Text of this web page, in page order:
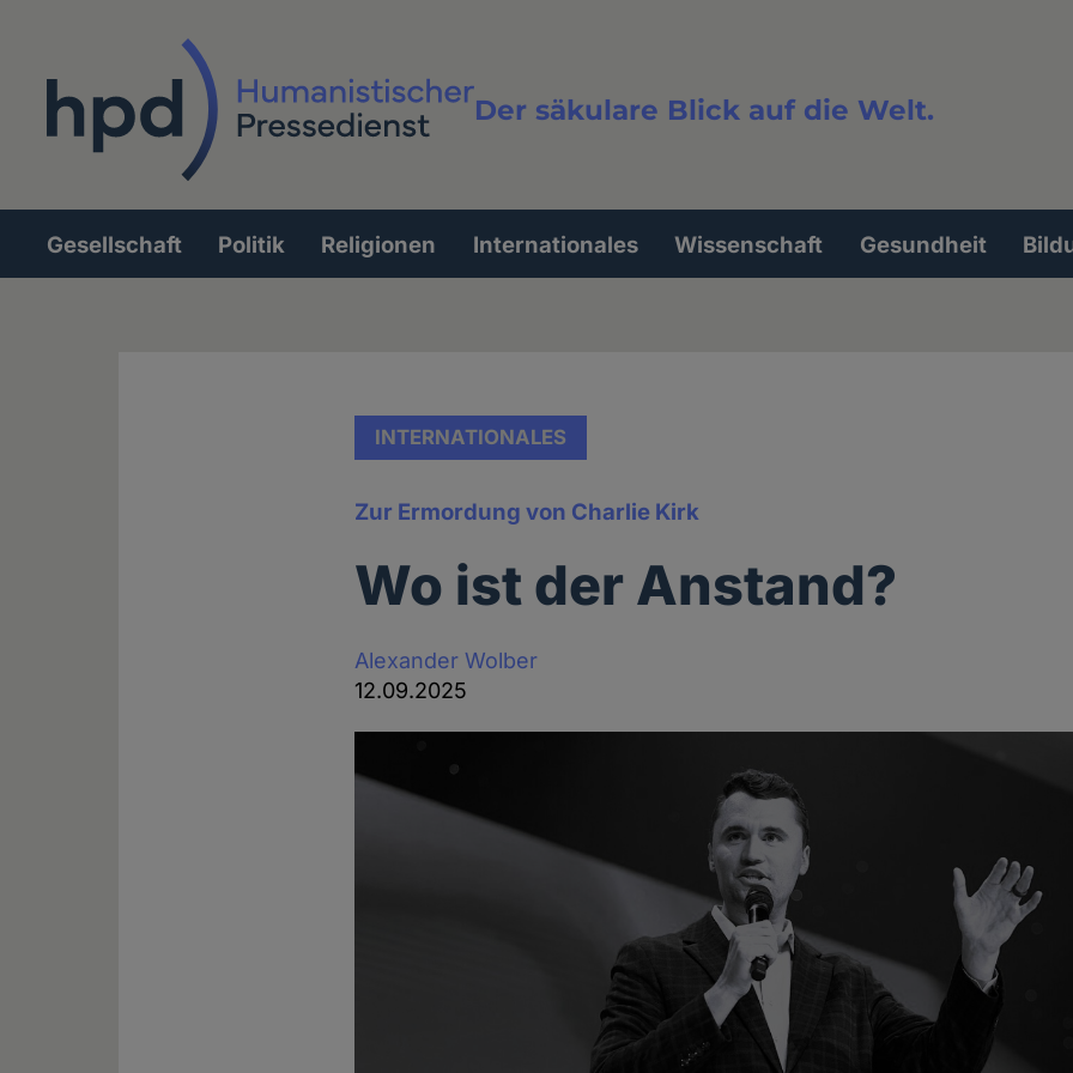
Der säkulare Blick auf die Welt.
Volltextsuche
Hauptnavigation
Gesellschaft Politik Religionen Internationales Wissenschaft Gesundheit
INTERNATIONALES
Zur Ermordung von Charlie Kirk
Wo ist der Anstand?
Alexander Wolber
12.09.2025